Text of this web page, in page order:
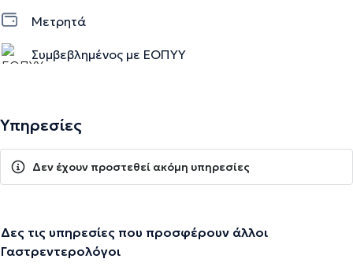
Μετρητά
Συμβεβλημένος με ΕΟΠΥΥ
Υπηρεσίες
Δεν έχουν προστεθεί ακόμη υπηρεσίες
Δες τις υπηρεσίες που προσφέρουν άλλοι
Γαστρεντερολόγοι